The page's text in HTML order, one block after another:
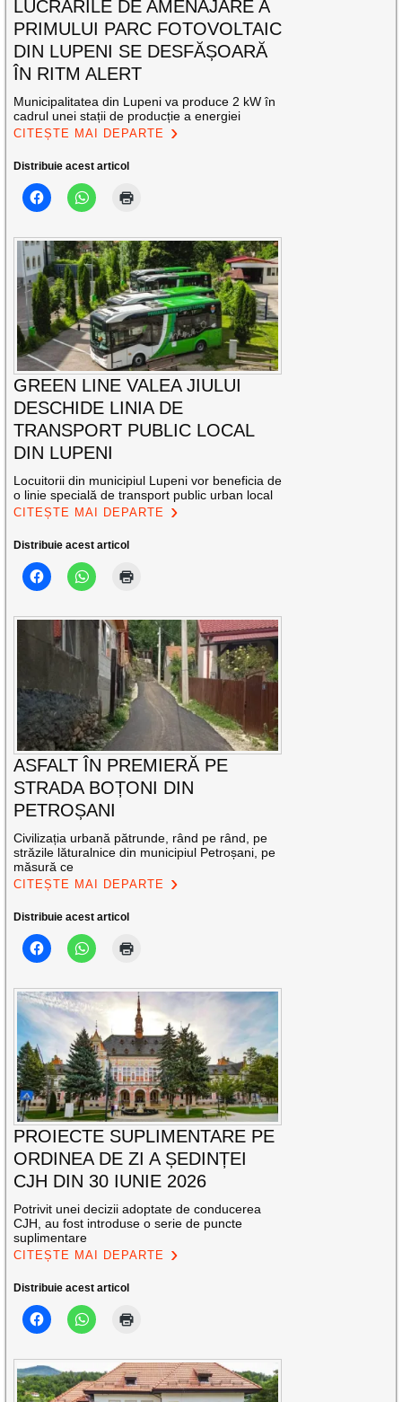
LUCRĂRILE DE AMENAJARE A
PRIMULUI PARC FOTOVOLTAIC
DIN LUPENI SE DESFĂȘOARĂ
ÎN RITM ALERT
Municipalitatea din Lupeni va produce 2 kW în
cadrul unei stații de producție a energiei
CITEȘTE MAI DEPARTE
Distribuie acest articol
GREEN LINE VALEA JIULUI
DESCHIDE LINIA DE
TRANSPORT PUBLIC LOCAL
DIN LUPENI
Locuitorii din municipiul Lupeni vor beneficia de
o linie specială de transport public urban local
CITEȘTE MAI DEPARTE
Distribuie acest articol
ASFALT ÎN PREMIERĂ PE
STRADA BOȚONI DIN
PETROȘANI
Civilizația urbană pătrunde, rând pe rând, pe
străzile lăturalnice din municipiul Petroșani, pe
măsură ce
CITEȘTE MAI DEPARTE
Distribuie acest articol
PROIECTE SUPLIMENTARE PE
ORDINEA DE ZI A ȘEDINȚEI
CJH DIN 30 IUNIE 2026
Potrivit unei decizii adoptate de conducerea
CJH, au fost introduse o serie de puncte
suplimentare
CITEȘTE MAI DEPARTE
Distribuie acest articol